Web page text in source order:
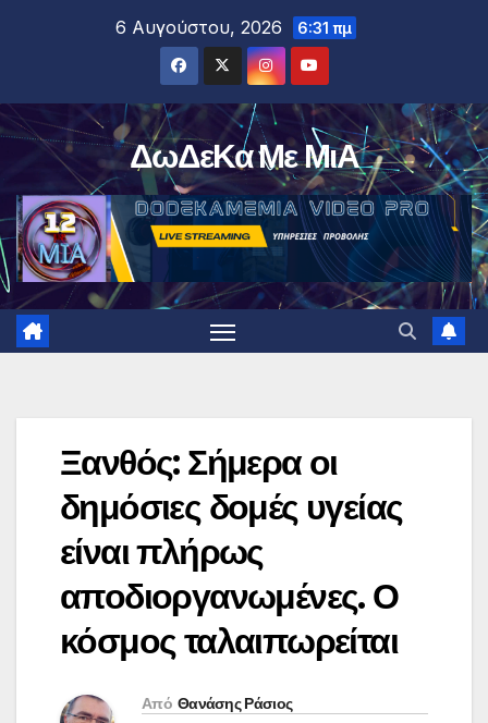
6 Αυγούστου, 2026 6:31 πμ
ΔωΔεΚα Με ΜιΑ
Ξανθός: Σήμερα οι
δημόσιες δομές υγείας
είναι πλήρως
αποδιοργανωμένες. Ο
κόσμος ταλαιπωρείται
Από Θανάσης Ράσιος